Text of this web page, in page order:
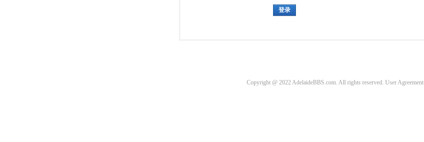
登录
Copyright @ 2022 AdelaideBBS.com. All rights reserved. User Agreement